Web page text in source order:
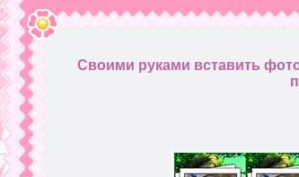
Своими руками вставить